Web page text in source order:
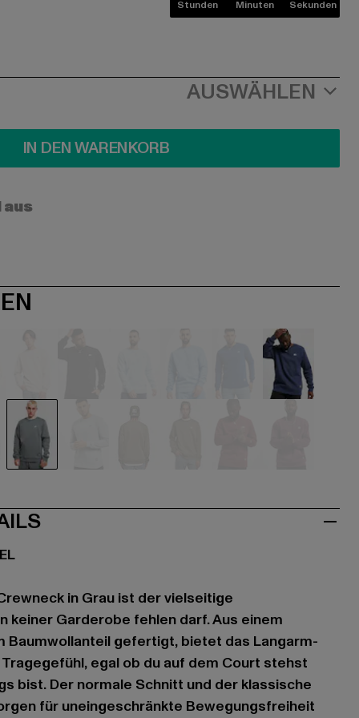
Stunden Minuten Sekunden
AUSWÄHLEN
IN DEN WARENKORB
beige
in Grau ist der vielseitige
keiner Garderobe fehlen darf. Aus einem
Baumwollanteil gefertigt, bietet das Langarm-
egal ob du auf dem Court stehst
bist. Der normale Schnitt und der klassische
für uneingeschränkte Bewegungsfreiheit